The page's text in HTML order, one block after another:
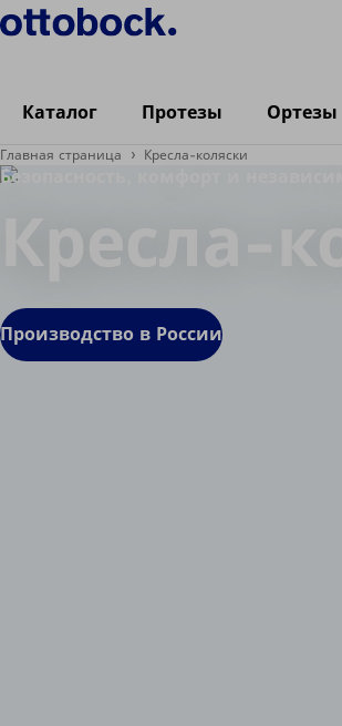
Каталог Протезы Ортезы
Главная страница Кресла-коляски
Безопасность, комфорт и
Производство в России